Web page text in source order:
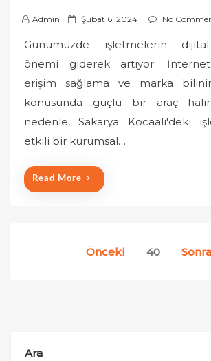
Admin
P
s
t
e
d
o
Şubat 6, 2024 No
Günümüzde işletmelerin dijital
önemi giderek artıyor.
erişim sağlama ve marka
konusunda güçlü bir araç
nedenle, Sakarya Kocaali'deki
etkili bir kurumsal…
Read More
Önceki 40
Ara